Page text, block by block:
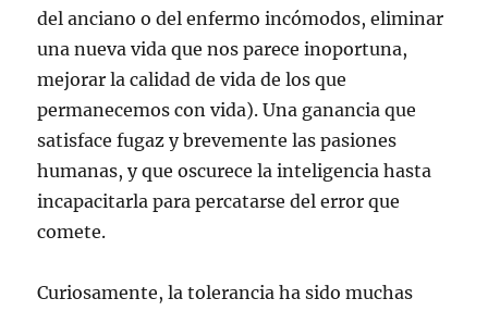
del anciano o del enfermo incómodos, eliminar
una nueva vida que nos parece inoportuna,
mejorar la calidad de vida de los que
permanecemos con vida). Una ganancia que
satisface fugaz y brevemente las pasiones
humanas, y que oscurece la inteligencia hasta
incapacitarla para percatarse del error que
comete.
Curiosamente, la tolerancia ha sido muchas